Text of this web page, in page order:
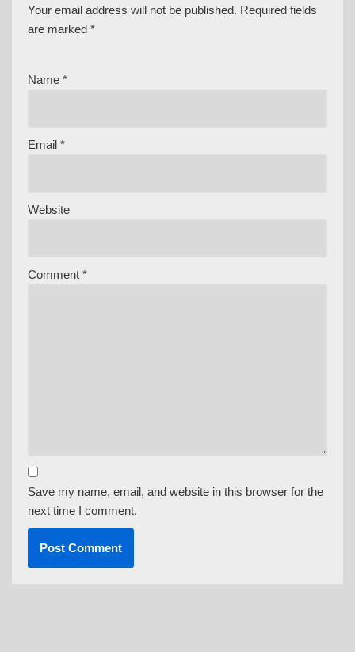
Your email address will not be published. Required fields
are marked *
Name *
Email *
Website
Comment *
Save my name, email, and website in this browser for the
next time I comment.